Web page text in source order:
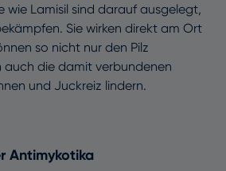
wie Lamisil sind darauf ausgelegt,
Sie wirken direkt am Ort
so nicht nur den Pilz
auch die damit verbundenen
und Juckreiz lindern.
Antimykotika